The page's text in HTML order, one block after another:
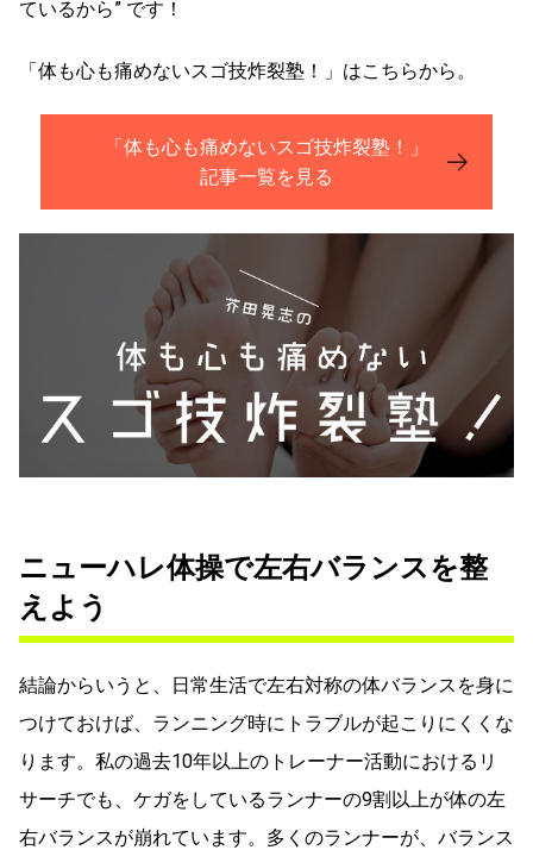
ているから” です！
「体も心も痛めないスゴ技炸裂塾！」はこちらから。
「体も心も痛めないスゴ技炸裂塾！」
記事一覧を見る
ニューハレ体操で左右バランスを整
えよう
結論からいうと、日常生活で左右対称の体バランスを身に
つけておけば、ランニング時にトラブルが起こりにくくな
ります。私の過去10年以上のトレーナー活動におけるリ
サーチでも、ケガをしているランナーの9割以上が体の左
右バランスが崩れています。多くのランナーが、バランス